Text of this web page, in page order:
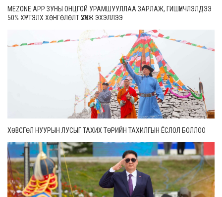
MEZONE APP ЗУНЫ ОНЦГОЙ УРАМШУУЛЛАА ЗАРЛАЖ, ГИШҮҮНЧЛЭЛДЭЭ
50% ХҮРТЭЛХ ХӨНГӨЛӨЛТ ҮЗҮҮЛЖ ЭХЭЛЛЭЭ
ХӨВСГӨЛ НУУРЫН ЛУСЫГ ТАХИХ ТӨРИЙН ТАХИЛГЫН ЁСЛОЛ БОЛЛОО